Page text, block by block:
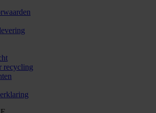
recycling